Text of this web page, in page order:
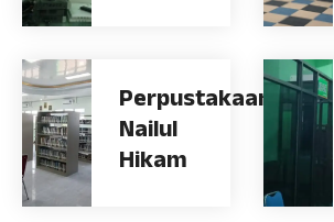
Perpustakaan
Nailul
Hikam